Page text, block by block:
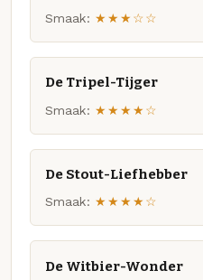
Smaak: ★★★☆☆
De Tripel-Tijger
Smaak: ★★★★☆
De Stout-Liefhebber
Smaak: ★★★★☆
De Witbier-Wonder